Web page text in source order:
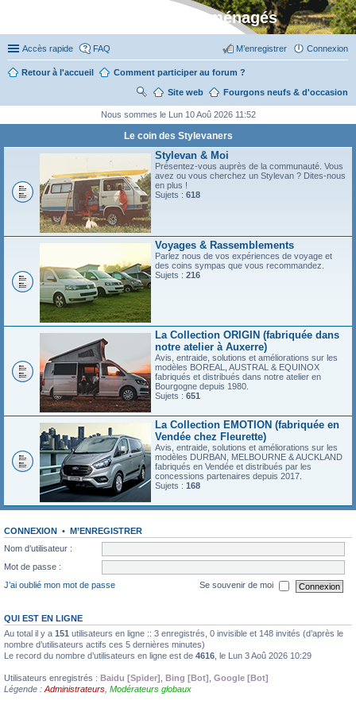
Stylevan - Vans aménagés
Accès rapide FAQ Connexion
M’enregistrer
Retour à l'accueil Comment participer au forum ?
Fourgons neufs & d'occasion
Site web
R
ec
ch
er
Nous sommes le Lun 10 Aoû 2026 11:52
Le coin des Stylevaners
Stylevan & Moi
Présentez-vous auprès de la communauté. Vous
avez ou vous cherchez un Stylevan ? Dites-nous
en plus !
Sujets : 618
Voyages & Rassemblements
Parlez nous de vos expériences de voyage et
des coins sympas que vous recommandez.
Sujets : 216
La Collection ORIGIN (fabriquée dans
notre atelier à Auxerre)
Avis, entraide, solutions et améliorations sur les
modèles BOREAL, AUSTRAL & EQUINOX
fabriqués et distribués dans notre atelier en
Bourgogne depuis 1980.
Sujets : 651
La Collection EMOTION (fabriquée en
Vendée chez Fleurette)
Avis, entraide, solutions et améliorations sur les
modèles DURBAN, MELBOURNE & AUCKLAND
fabriqués en Vendée et distribués par les
concessions partenaires depuis 2017.
Sujets : 168
CONNEXION • M’ENREGISTRER
Nom d’utilisateur :
Mot de passe :
J’ai oublié mon mot de passe
Se souvenir de moi
QUI EST EN LIGNE
Au total il y a 151 utilisateurs en ligne :: 3 enregistrés, 0 invisible et 148 invités (d’après le
nombre d’utilisateurs actifs ces 5 dernières minutes)
Le record du nombre d’utilisateurs en ligne est de 4616 , le Lun 3 Aoû 2026 10:29
Utilisateurs enregistrés : Baidu [Spider] Bing [Bot] Google [Bot]
Légende : Administrateurs Modérateurs globaux